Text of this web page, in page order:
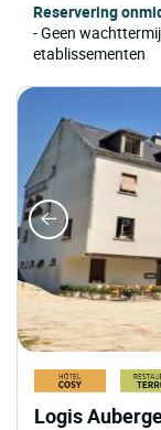
Reservering
- Geen
etablissementen
Logis